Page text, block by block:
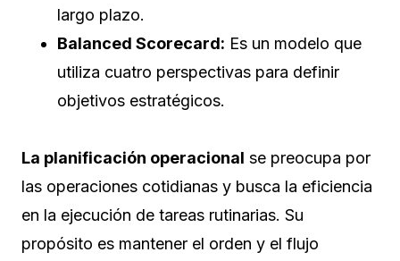
largo plazo.
Balanced Scorecard: Es un modelo que
utiliza cuatro perspectivas para definir
objetivos estratégicos.
La planificación operacional se preocupa por
las operaciones cotidianas y busca la eficiencia
en la ejecución de tareas rutinarias. Su
propósito es mantener el orden y el flujo